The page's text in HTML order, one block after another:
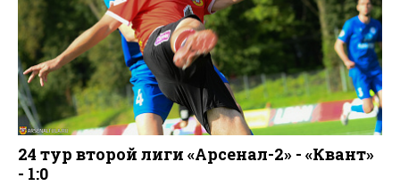
24 тур второй лиги «Арсенал-2» - «Квант»
- 1:0